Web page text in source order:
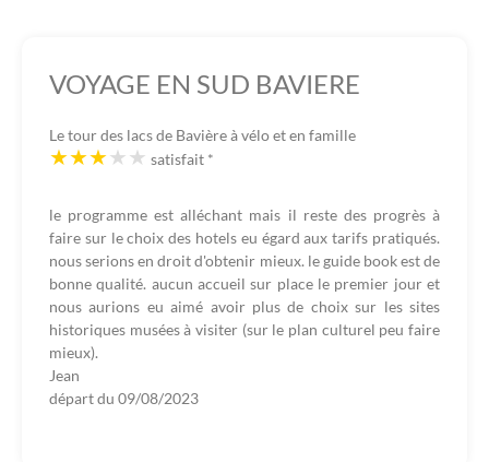
VOYAGE EN SUD BAVIERE
Le tour des lacs de Bavière à vélo et en famille
satisfait *
le programme est alléchant mais il reste des progrès à
faire sur le choix des hotels eu égard aux tarifs pratiqués.
nous serions en droit d'obtenir mieux. le guide book est de
bonne qualité. aucun accueil sur place le premier jour et
nous aurions eu aimé avoir plus de choix sur les sites
historiques musées à visiter (sur le plan culturel peu faire
mieux).
Jean
départ du 09/08/2023